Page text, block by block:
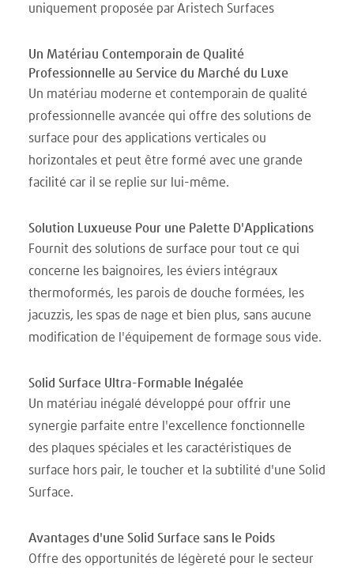
uniquement proposée par Aristech Surfaces
Un Matériau Contemporain de Qualité
Professionnelle au Service du Marché du Luxe
Un matériau moderne et contemporain de qualité
professionnelle avancée qui offre des solutions de
surface pour des applications verticales ou
horizontales et peut être formé avec une grande
facilité car il se replie sur lui-même.
Solution Luxueuse Pour une Palette D'Applications
Fournit des solutions de surface pour tout ce qui
concerne les baignoires, les éviers intégraux
thermoformés, les parois de douche formées, les
jacuzzis, les spas de nage et bien plus, sans aucune
modification de l'équipement de formage sous vide.
Solid Surface Ultra-Formable Inégalée
Un matériau inégalé développé pour offrir une
synergie parfaite entre l'excellence fonctionnelle
des plaques spéciales et les caractéristiques de
surface hors pair, le toucher et la subtilité d'une Solid
Surface.
Avantages d'une Solid Surface sans le Poids
Offre des opportunités de légèreté pour le secteur